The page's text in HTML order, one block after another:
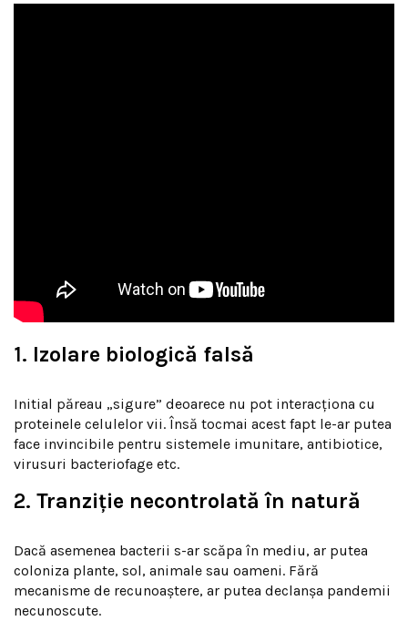
1. Izolare biologică falsă
Initial păreau „sigure” deoarece nu pot interacționa cu
proteinele celulelor vii. Însă tocmai acest fapt le-ar putea
face invincibile pentru sistemele imunitare, antibiotice,
virusuri bacteriofage etc.
2. Tranziție necontrolată în natură
Dacă asemenea bacterii s-ar scăpa în mediu, ar putea
coloniza plante, sol, animale sau oameni. Fără
mecanisme de recunoaștere, ar putea declanșa pandemii
necunoscute.